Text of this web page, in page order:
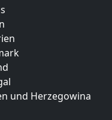
und Herzegowina